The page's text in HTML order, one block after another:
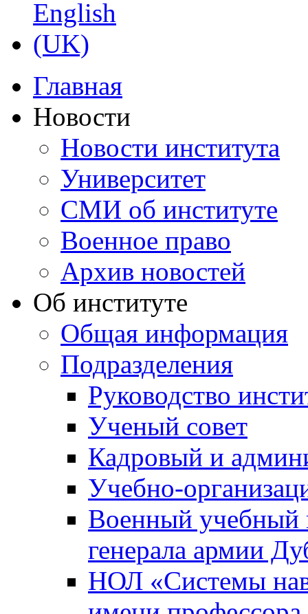
Главная
Новости
Новости института
Университет
СМИ об институте
Военное право
Архив новостей
Об институте
Общая информация
Подразделения
Руководство
Ученый совет
Кадровый и
Учебно-
Военный учебный
генерала армии
НОЛ «Системы